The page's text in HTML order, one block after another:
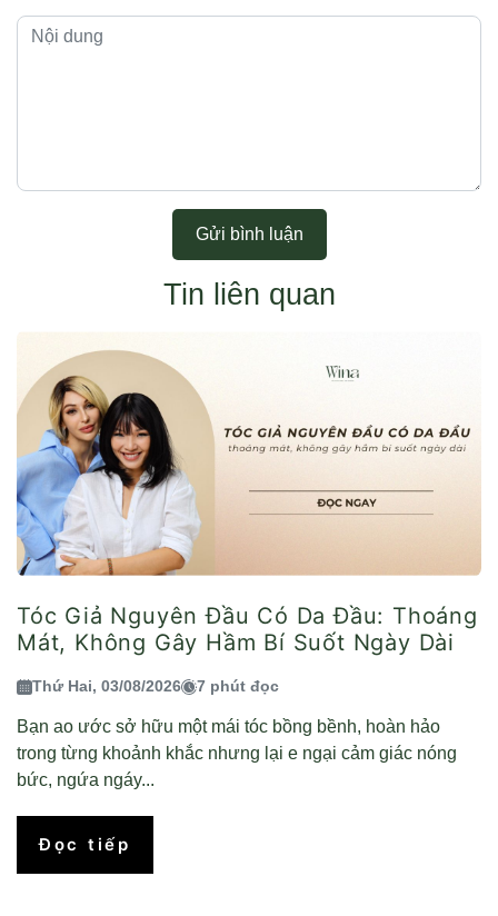
Gửi bình luận
Tin liên quan
Tóc Giả Nguyên Đầu Có Da Đầu: Thoáng
Mát, Không Gây Hầm Bí Suốt Ngày Dài
Thứ Hai, 03/08/2026 7 phút đọc
Bạn ao ước sở hữu một mái tóc bồng bềnh, hoàn hảo
trong từng khoảnh khắc nhưng lại e ngại cảm giác nóng
bức, ngứa ngáy...
Đọc tiếp